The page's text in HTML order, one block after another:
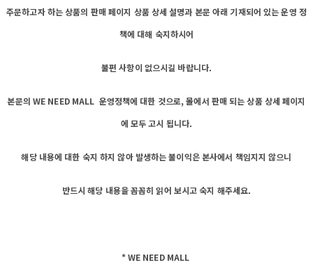
주문하고자 하는 상품의 판매 페이지 상품 상세 설명과 본문 아래 기재되어 있는 운영 정
책에 대해 숙지하시어
불편 사항이 없으시길 바랍니다.
본문의 WE NEED MALL 운영정책에 대한 것으로, 몰에서 판매 되는 상품 상세 페이지
에 모두 고시 됩니다.
해당 내용에 대한 숙지 하지 않아 발생하는 불이익은 본사에서 책임지지 않으니
반드시 해당 내용을 꼼꼼히 읽어 보시고 숙지 해주세요.
* WE NEED MALL